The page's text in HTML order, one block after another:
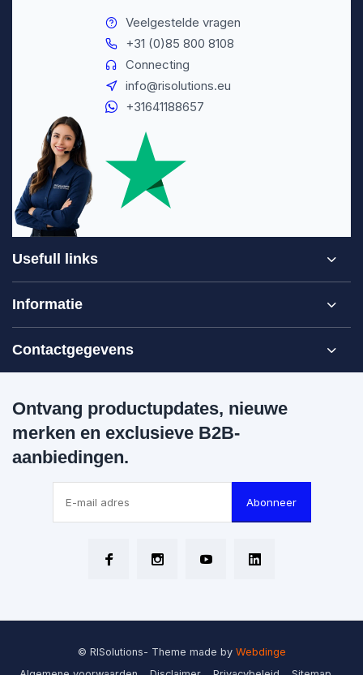
Veelgestelde vragen
+31 (0)85 800 8108
Connecting
info@risolutions.eu
+31641188657
Usefull links
Informatie
Contactgegevens
Ontvang productupdates, nieuwe
merken en exclusieve B2B-
aanbiedingen.
Abonneer
© RISolutions- Theme made by Webdinge